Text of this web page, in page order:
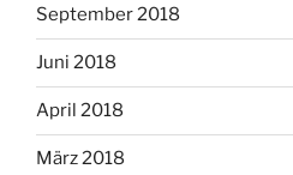
September 2018
Juni 2018
April 2018
März 2018